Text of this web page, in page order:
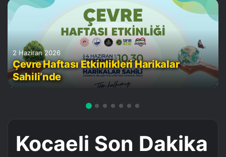
2 Haziran 2026
Çevre Haftası Etkinlikleri Harikalar
Sahili’nde
Kocaeli Son Dakika